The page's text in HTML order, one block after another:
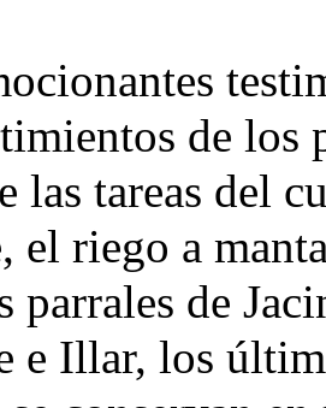
de los
las tareas del
el riego a
parrales de
e Illar, los